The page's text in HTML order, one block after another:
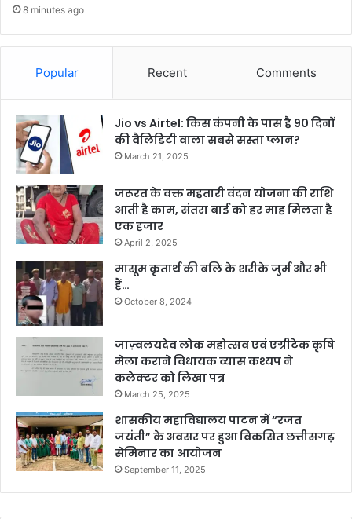
8 minutes ago
Popular Recent Comments
Jio vs Airtel: किस कंपनी के पास है 90 दिनों
की वैलिडिटी वाला सबसे सस्ता प्लान?
March 21, 2025
जरूरत के वक्त महतारी वंदन योजना की राशि
आती है काम, संतरा बाई को हर माह मिलता है
एक हजार
April 2, 2025
मासूम कृतार्थ की बलि के शरीके जुर्म और भी
हैं…
October 8, 2024
जाज़्वलयदेव लोक महोत्सव एवं एग्रीटेक कृषि
मेला कराने विधायक व्यास कश्यप ने
कलेक्टर को लिखा पत्र
March 25, 2025
शासकीय महाविद्यालय पाटन में “रजत
जयंती” के अवसर पर हुआ विकसित छत्तीसगढ़
सेमिनार का आयोजन
September 11, 2025